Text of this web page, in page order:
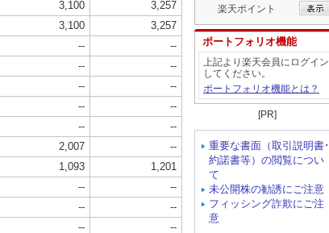
楽天ポイント
ポートフォリオ機能
上記より楽天会員にログイン
してください。
ポートフォリオ機能とは？
[PR]
重要な書面（取引説明書･
約諾書等）の閲覧につい
て
未公開株の勧誘にご注意
フィッシング詐欺にご注
意